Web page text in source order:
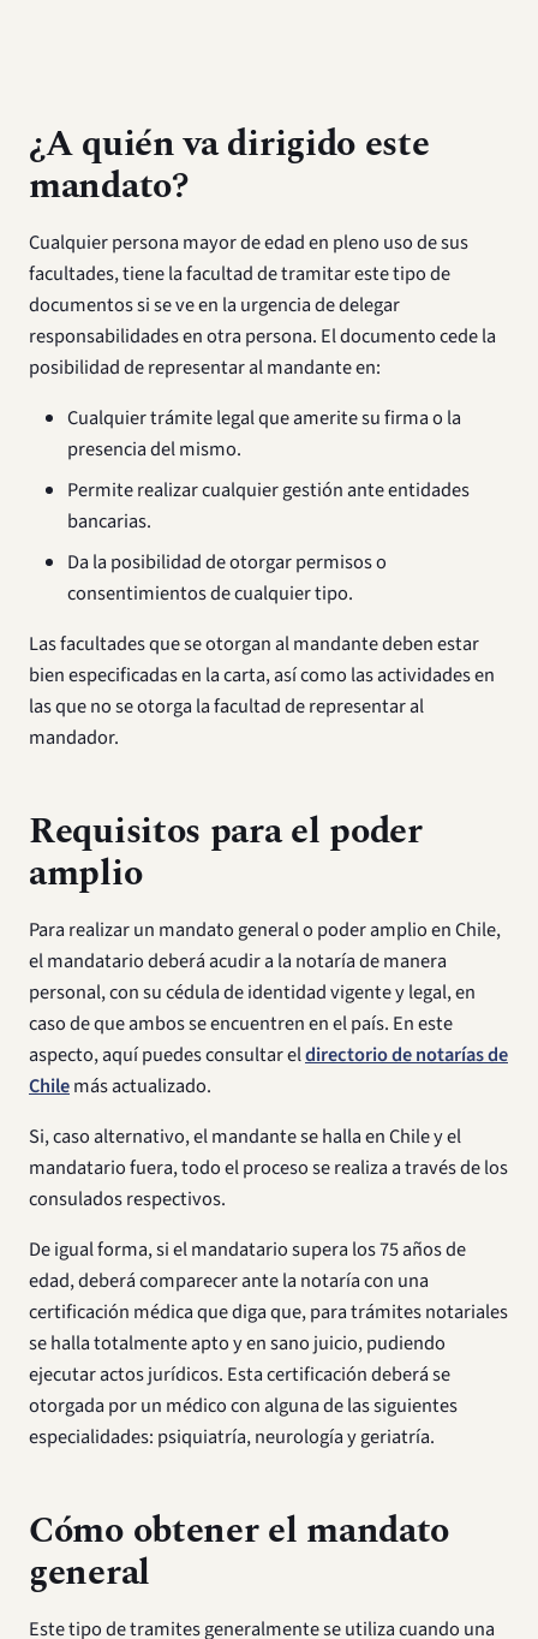
¿A quién va dirigido este
mandato?
Cualquier persona mayor de edad en pleno uso de sus
facultades, tiene la facultad de tramitar este tipo de
documentos si se ve en la urgencia de delegar
responsabilidades en otra persona. El documento cede la
posibilidad de representar al mandante en:
Cualquier trámite legal que amerite su firma o la
presencia del mismo.
Permite realizar cualquier gestión ante entidades
bancarias.
Da la posibilidad de otorgar permisos o
consentimientos de cualquier tipo.
Las facultades que se otorgan al mandante deben estar
bien especificadas en la carta, así como las actividades en
las que no se otorga la facultad de representar al
mandador.
Requisitos para el poder
amplio
Para realizar un mandato general o poder amplio en Chile,
el mandatario deberá acudir a la notaría de manera
personal, con su cédula de identidad vigente y legal, en
caso de que ambos se encuentren en el país. En este
aspecto, aquí puedes consultar eldirectorio de notarías de
Chilemás actualizado.
Si, caso alternativo, el mandante se halla en Chile y el
mandatario fuera, todo el proceso se realiza a través de los
consulados respectivos.
De igual forma, si el mandatario supera los 75 años de
edad, deberá comparecer ante la notaría con una
certificación médica que diga que, para trámites notariales
se halla totalmente apto y en sano juicio, pudiendo
ejecutar actos jurídicos. Esta certificación deberá se
otorgada por un médico con alguna de las siguientes
especialidades: psiquiatría, neurología y geriatría.
Cómo obtener el mandato
general
Este tipo de tramites generalmente se utiliza cuando una